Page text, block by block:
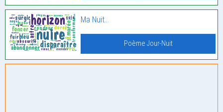
Ma Nuit…
Poème Jour-Nuit